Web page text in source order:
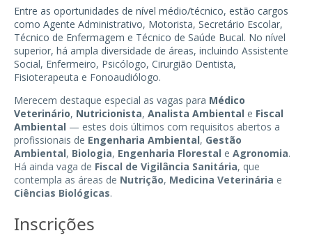
Entre as oportunidades de nível médio/técnico, estão cargos
como Agente Administrativo, Motorista, Secretário Escolar,
Técnico de Enfermagem e Técnico de Saúde Bucal. No nível
superior, há ampla diversidade de áreas, incluindo Assistente
Social, Enfermeiro, Psicólogo, Cirurgião Dentista,
Fisioterapeuta e Fonoaudiólogo.
Merecem destaque especial as vagas para Médico
Veterinário, Nutricionista, Analista Ambiental e Fiscal
Ambiental — estes dois últimos com requisitos abertos a
profissionais de Engenharia Ambiental, Gestão
Ambiental, Biologia, Engenharia Florestal e Agronomia.
Há ainda vaga de Fiscal de Vigilância Sanitária, que
contempla as áreas de Nutrição, Medicina Veterinária e
Ciências Biológicas.
Inscrições